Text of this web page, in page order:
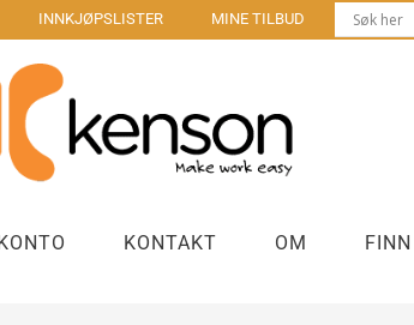
INNKJØPSLISTER MINE TILBUD
KONTAKT OM